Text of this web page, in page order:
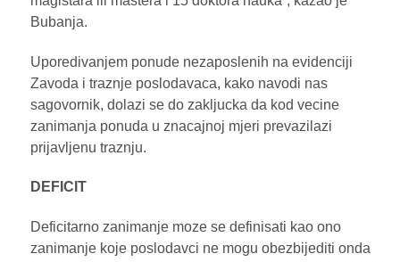
Bubanja.
Uporedivanjem ponude nezaposlenih na evidenciji
Zavoda i traznje poslodavaca, kako navodi nas
sagovornik, dolazi se do zakljucka da kod vecine
zanimanja ponuda u znacajnoj mjeri prevazilazi
prijavljenu traznju.
DEFICIT
Deficitarno zanimanje moze se definisati kao ono
zanimanje koje poslodavci ne mogu obezbijediti onda